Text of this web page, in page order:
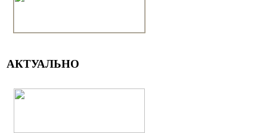
АКТУАЛЬНО